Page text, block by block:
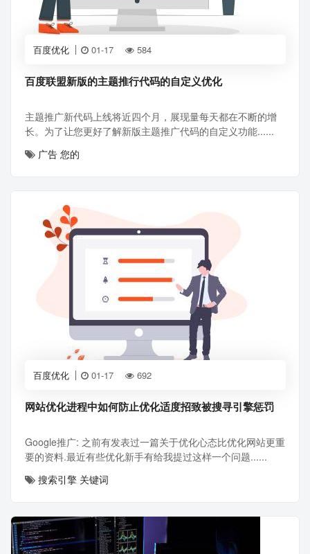
百度优化 01-17 584
百度联盟新版的主题推行代码的自定义优化
主题推广新代码上线将近四个月，展现量每天都在不断的增
长。为了让您更好了解新版主题推广代码的自定义功能......
广告 您的
百度优化 01-17 692
网站优化进程中如何防止优化适度招致被搜寻引擎惩罚
Google推广: 之前有发表过一篇关于优化心态比优化网站更重
要的资料.最近有些优化新手有给我提过这样一个问题......
搜索引擎 关键词